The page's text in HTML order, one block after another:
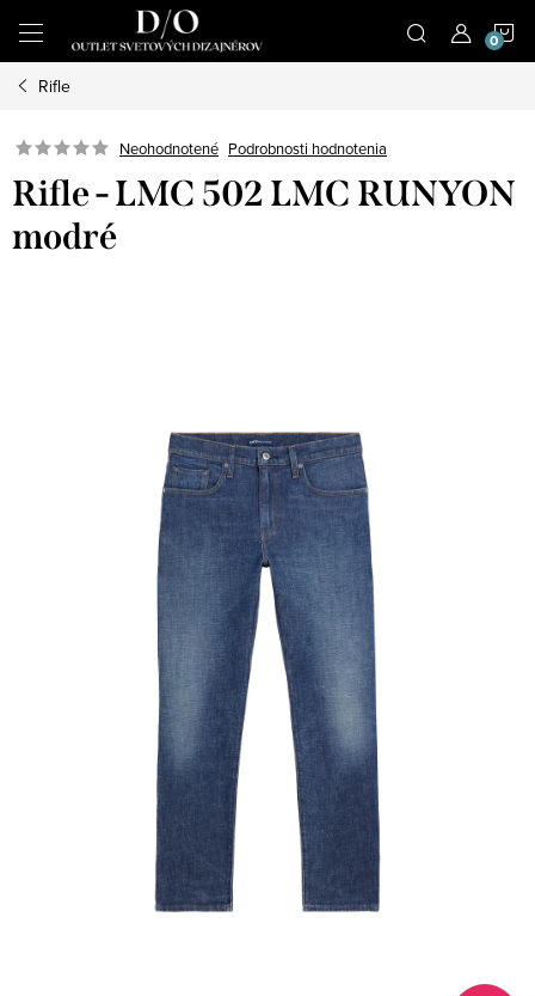
obsah
Rifle
Neohodnotené Podrobnosti hodnotenia
Rifle - LMC 502 LMC RUNYON
modré